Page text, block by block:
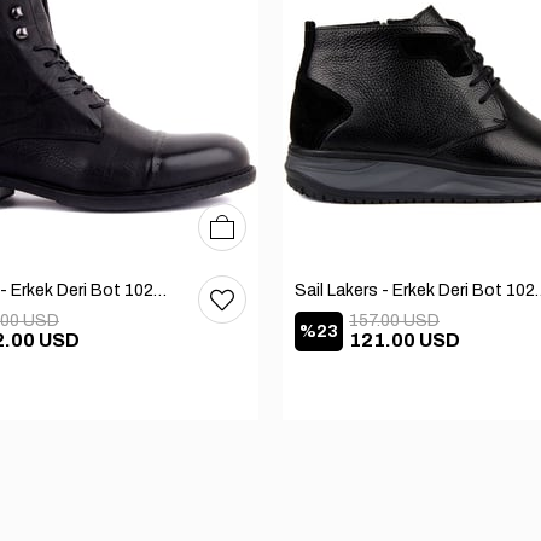
Sail Lakers - Erkek Deri Bot 102-1948-GOL
USD
USD
4142
Sail Lakers -
%23 121.00 USD
157.00 USD